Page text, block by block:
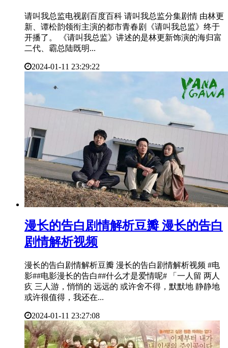
请叫我总监电视剧百度百科 请叫我总监分集剧情 由林更
新、谭松韵领衔主演的都市青春剧《请叫我总监》终于
开播了。 《请叫我总监》讲述的是林更新饰演的海归富
二代、霸总陆既明...
2024-01-11 23:29:22
​漫长的告白剧情解析豆瓣 漫长的告白
剧情解析视频
漫长的告白剧情解析豆瓣 漫长的告白剧情解析视频 #电
影##电影漫长的告白##什么才是爱情呢# 「一人留 两人
疚 三人游，悄悄的 远远的 或许舍不得，默默地 静静地
或许很值得，我还在...
2024-01-11 23:27:08